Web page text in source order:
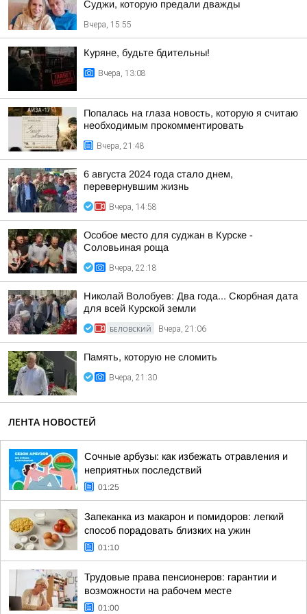
Суджи, которую предали дважды
Вчера, 15:55
Куряне, будьте бдительны!
Вчера, 13:08
Попалась на глаза новость, которую я считаю
необходимым прокомментировать
Вчера, 21:48
6 августа 2024 года стало днем,
перевернувшим жизнь
Вчера, 14:58
Особое место для суджан в Курске -
Соловьиная роща
Вчера, 22:18
Николай Волобуев: Два года... Скорбная дата
для всей Курской земли
БЕЛОВСКИЙ Вчера, 21:06
Память, которую не сломить
Вчера, 21:30
ЛЕНТА НОВОСТЕЙ
Сочные арбузы: как избежать отравления и
неприятных последствий
01:25
Запеканка из макарон и помидоров: легкий
способ порадовать близких на ужин
01:10
Трудовые права пенсионеров: гарантии и
возможности на рабочем месте
01:00